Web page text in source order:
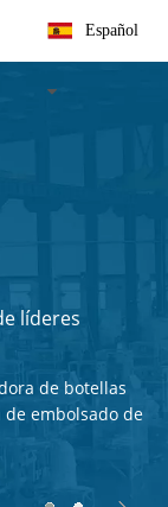
Español
líderes
de botellas
embolsado de